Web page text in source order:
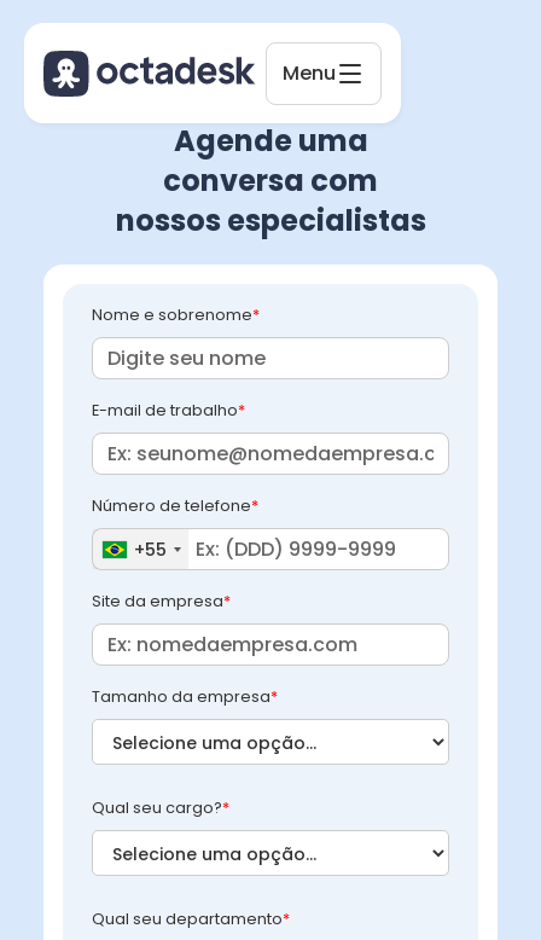
Menu
Agende uma
conversa com
nossos especialistas
Nome e sobrenome*
E-mail de trabalho*
Número de telefone*
+55
Site da empresa*
Tamanho da empresa*
Qual seu cargo?*
Qual seu departamento*
Octadesk